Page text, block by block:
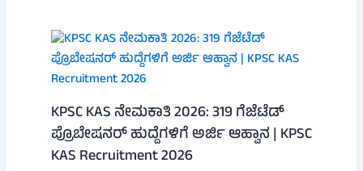
KPSC KAS ನೇಮಕಾತಿ 2026: 319 ಗೆಜೆಟೆಡ್
ಪ್ರೊಬೇಷನರ್ ಹುದ್ದೆಗಳಿಗೆ ಅರ್ಜಿ ಆಹ್ವಾನ | KPSC
KAS Recruitment 2026